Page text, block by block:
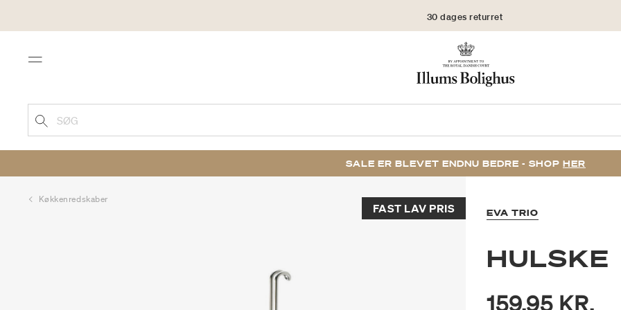
30 dages returret
Menu
SØG
SALE ER BLEVET ENDNU BEDRE - SHOP HER
Køkkenredskaber
FAST LAV PRIS EVA TRIO
HULSKE
159,95 KR.